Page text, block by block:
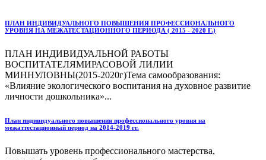
ПЛАН ИНДИВИДУАЛЬНОГО ПОВЫШЕНИЯ ПРОФЕССИОНАЛЬНОГО
УРОВНЯ НА МЕЖАТЕСТАЦИОННОГО ПЕРИОДА ( 2015 - 2020 Г.)
ПЛАН ИНДИВИДУАЛЬНОЙ РАБОТЫ
ВОСПИТАТЕЛЯМИРАСОВОЙ ЛИЛИИ
МИННУЛОВНЫ(2015-2020г)Тема самообразования:
«Влияние экологического воспитания на духовное развитие
личности дошкольника»...
План индивидуального повышения профессионального уровня на
межаттестационный период на 2014-2019 гг.
Повышать уровень профессионального мастерства,